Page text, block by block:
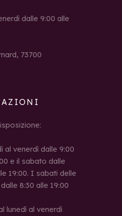
dalle 9:00 alle
73700
al venerdì dalle 9:00
e il sabato dalle
19:00. I sabati delle
8:30 alle 19:00
lunedì al venerdì